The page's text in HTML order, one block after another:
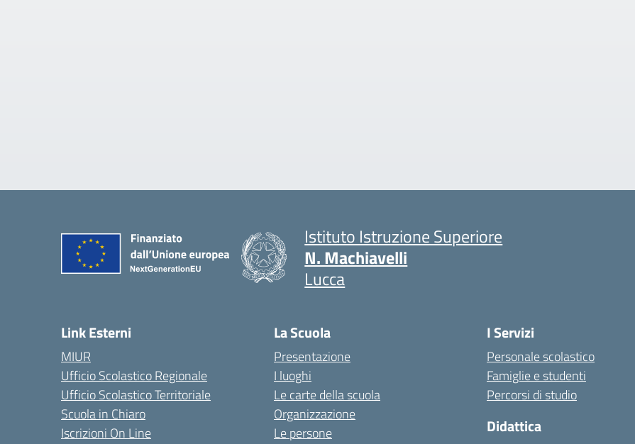
Istituto Istruzione Superiore
N. Machiavelli
Lucca
Link Esterni
MIUR
Ufficio Scolastico Regionale
Ufficio Scolastico Territoriale
Scuola in Chiaro
Iscrizioni On Line
La Scuola
Presentazione
I luoghi
Le carte della scuola
Organizzazione
Le persone
I Servizi
Personale scolastico
Famiglie e studenti
Percorsi di studio
Didattica